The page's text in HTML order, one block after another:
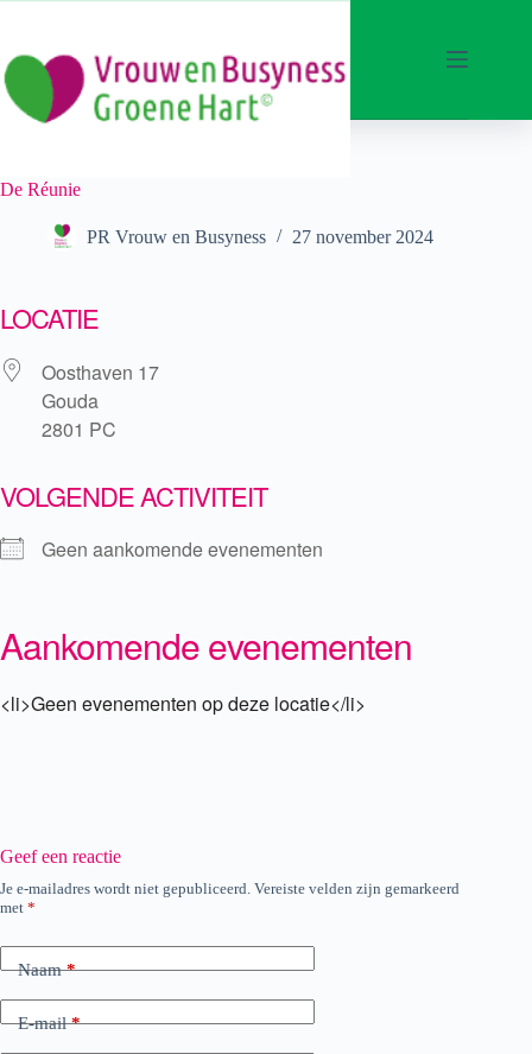
de
inhoud
De Réunie
PR Vrouw en Busyness 27 november 2024
LOCATIE
Oosthaven 17
Gouda
2801 PC
VOLGENDE ACTIVITEIT
Geen aankomende evenementen
Aankomende evenementen
<li>Geen evenementen op deze locatie</li>
Geef een reactie
Je e-mailadres wordt niet gepubliceerd. Vereiste velden zijn gemarkeerd
met *
Naam*
E-mail*